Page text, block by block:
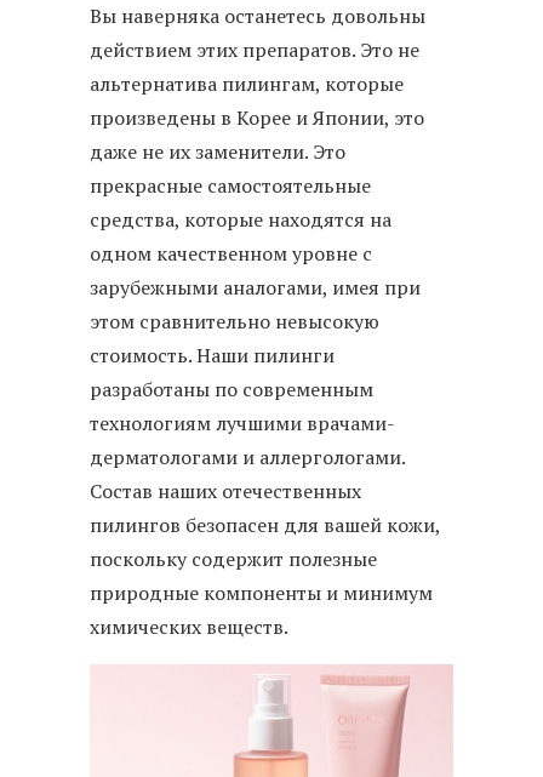
Вы наверняка останетесь довольны
действием этих препаратов. Это не
альтернатива пилингам, которые
произведены в Корее и Японии, это
даже не их заменители. Это
прекрасные самостоятельные
средства, которые находятся на
одном качественном уровне с
зарубежными аналогами, имея при
этом сравнительно невысокую
стоимость. Наши пилинги
разработаны по современным
технологиям лучшими врачами-
дерматологами и аллергологами.
Состав наших отечественных
пилингов безопасен для вашей кожи,
поскольку содержит полезные
природные компоненты и минимум
химических веществ.